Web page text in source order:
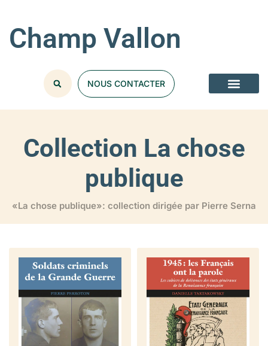
Champ Vallon
NOUS CONTACTER
Collection La chose
publique
«La chose publique»: collection dirigée par Pierre Serna